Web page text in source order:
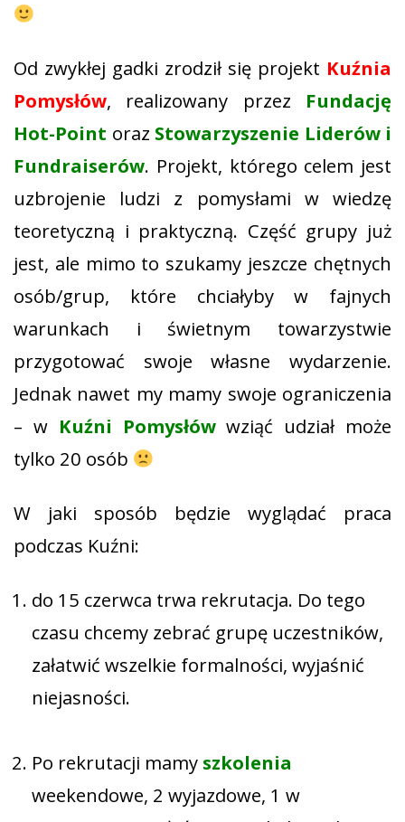
Od zwykłej gadki zrodził się projekt Kuźnia
Pomysłów, realizowany przez Fundację
Hot-Point oraz Stowarzyszenie Liderów i
Fundraiserów. Projekt, którego celem jest
uzbrojenie ludzi z pomysłami w wiedzę
teoretyczną i praktyczną. Część grupy już
jest, ale mimo to szukamy jeszcze chętnych
osób/grup, które chciałyby w fajnych
warunkach i świetnym towarzystwie
przygotować swoje własne wydarzenie.
Jednak nawet my mamy swoje ograniczenia
– wKuźni Pomysłówwziąć udział może
tylko 20 osób
W jaki sposób będzie wyglądać praca
podczas Kuźni:
do 15 czerwca trwa rekrutacja. Do tego
czasu chcemy zebrać grupę uczestników,
załatwić wszelkie formalności, wyjaśnić
niejasności.
Po rekrutacji mamy szkolenia
weekendowe, 2 wyjazdowe, 1 w